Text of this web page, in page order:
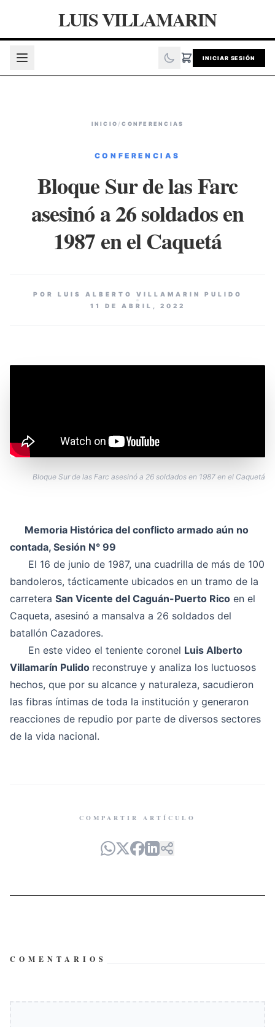
LUIS VILLAMARIN
INICIAR SESIÓN
INICIO /CONFERENCIAS
CONFERENCIAS
Bloque Sur de las Farc
asesinó a 26 soldados en
1987 en el Caquetá
POR LUIS ALBERTO VILLAMARIN PULIDO
11 DE ABRIL, 2022
Bloque Sur de las Farc asesinó a 26 soldados en 1987 en el Caquetá
Memoria Histórica del conflicto armado aún no
contada, Sesión N° 99
El 16 de junio de 1987, una cuadrilla de más de 100
bandoleros, tácticamente ubicados en un tramo de la
carretera San Vicente del Caguán-Puerto Rico en el
Caqueta, asesinó a mansalva a 26 soldados del
batallón Cazadores.
En este video el teniente coronel Luis Alberto
Villamarín Pulido reconstruye y analiza los luctuosos
hechos, que por su alcance y naturaleza, sacudieron
las fibras íntimas de toda la institución y generaron
reacciones de repudio por parte de diversos sectores
de la vida nacional.
COMPARTIR ARTÍCULO
COMENTARIOS